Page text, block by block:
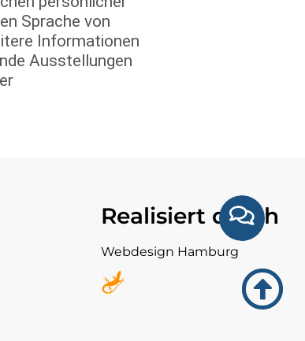
Sprache von
Informationen
Ausstellungen
Realisiert durch
Webdesign Hamburg